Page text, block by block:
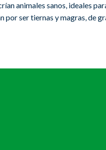
animales sanos, ideales
por ser tiernas y magras, de